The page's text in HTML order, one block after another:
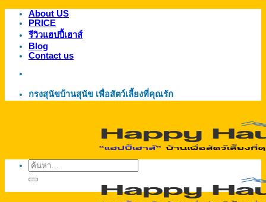
ข้าม
เนื้อหา
About US
PRICE
รีวิวแฮปปี้เฮาส์
Blog
Contact us
กรงสุนัขบ้านสุนัข เพื่อสัตว์เลี้ยงที่คุณรัก
ค้นหา: